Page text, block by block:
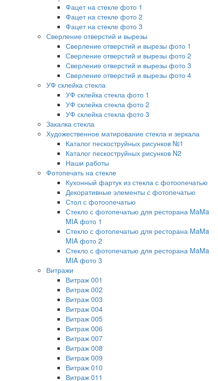
Фацет на стекле фото 1
Фацет на стекле фото 2
Фацет на стекле фото 3
Сверление отверстий и вырезы
Сверление отверстий и вырезы фото 1
Сверление отверстий и вырезы фото 2
Сверление отверстий и вырезы фото 3
Сверление отверстий и вырезы фото 4
УФ склейка стекла
УФ склейка стекла фото 1
УФ склейка стекла фото 2
УФ склейка стекла фото 3
Закалка стекла
Художественное матирование стекла и зеркала
Каталог пескоструйных рисунков №1
Каталог пескоструйных рисунков N2
Наши работы
Фотопечать на стекле
Кухонный фартук из стекла с фотоопечатью
Декоративные элементы с фотопечатью
Стол с фотоопечатью
Стекло с фотопечатью для ресторана MaMa
MIA фото 1
Стекло с фотопечатью для ресторана MaMa
MIA фото 2
Стекло с фотопечатью для ресторана MaMa
MIA фото 3
Витражи
Витраж 001
Витраж 002
Витраж 003
Витраж 004
Витраж 005
Витраж 006
Витраж 007
Витраж 008
Витраж 009
Витраж 010
Витраж 011